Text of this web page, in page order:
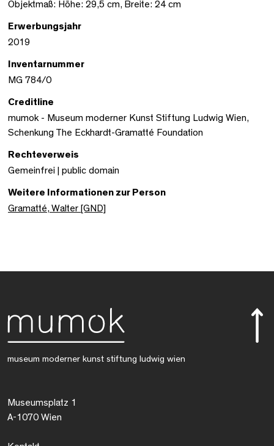
Objektmaß: Höhe: 29,5 cm, Breite: 24 cm
Erwerbungsjahr
2019
Inventarnummer
MG 784/0
Creditline
mumok - Museum moderner Kunst Stiftung Ludwig Wien,
Schenkung The Eckhardt-Gramatté Foundation
Rechteverweis
Gemeinfrei | public domain
Weitere Informationen zur Person
Gramatté, Walter [GND]
museum moderner kunst stiftung ludwig wien
Museumsplatz 1
A-1070 Wien